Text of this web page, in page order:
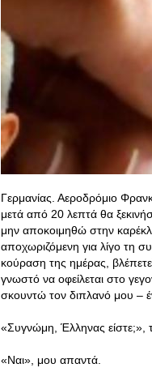
Γερμανίας. Αεροδρόμιο
μετά από 20 λεπτά θα
μην αποκοιμηθώ στην
αποχωριζόμενη για λίγο τη
κούραση της ημέρας,
γνωστό να οφείλεται στο
σκουντώ τον διπλανό μου –
«Συγνώμη, Έλληνας είστε;»,
«Ναι», μου απαντά.